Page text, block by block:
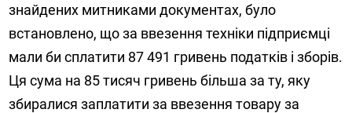
знайдених митниками документах, було
встановлено, що за ввезення техніки підприємці
мали би сплатити 87 491 гривень податків і зборів.
Ця сума на 85 тисяч гривень більша за ту, яку
збиралися заплатити за ввезення товару за